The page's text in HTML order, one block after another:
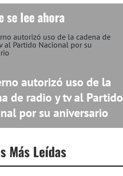
se lee ahora
autorizó uso de la
de radio y tv al Partido
por su aniversario
Más Leídas